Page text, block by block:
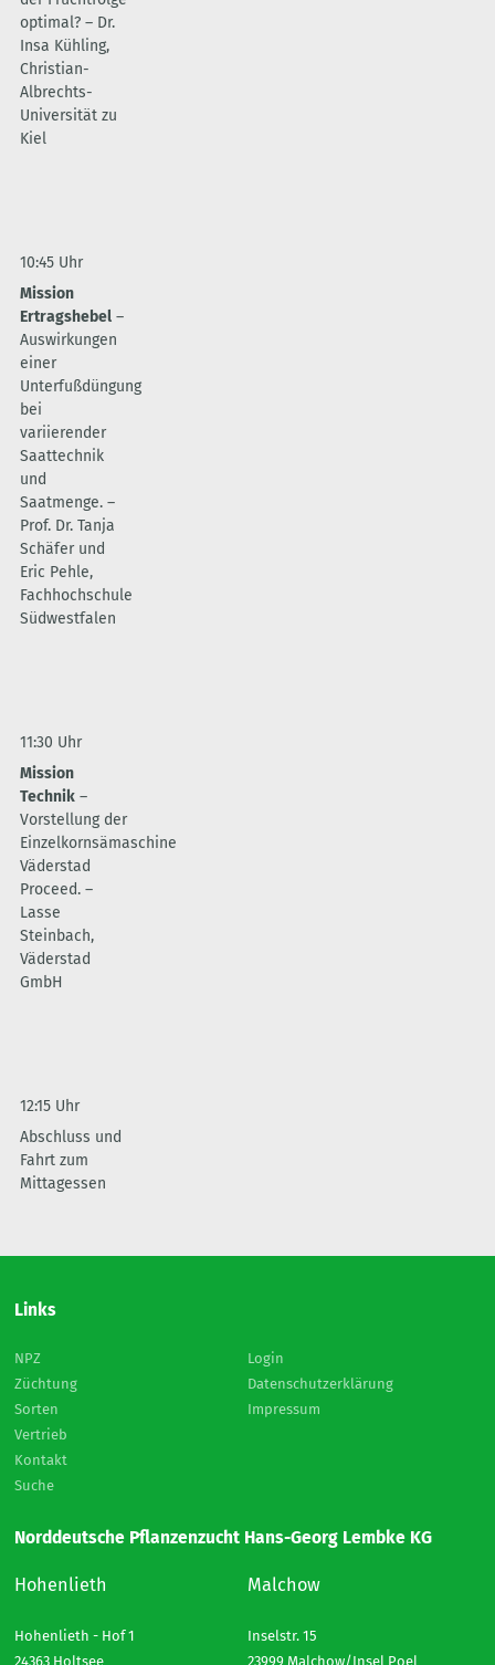
optimal? – Dr.
Insa Kühling,
Christian-
Albrechts-
Universität zu
Kiel
10:45 Uhr
Mission
Ertragshebel–
Auswirkungen
einer
Unterfußdüngung
bei
variierender
Saattechnik
und
Saatmenge. –
Prof. Dr. Tanja
Schäfer und
Eric Pehle,
Fachhochschule
Südwestfalen
11:30 Uhr
Mission
Technik–
Vorstellung der
Einzelkornsämaschine
Väderstad
Proceed. –
Lasse
Steinbach,
Väderstad
GmbH
12:15 Uhr
Abschluss und
Fahrt zum
Mittagessen
Links
NPZ
Züchtung
Sorten
Vertrieb
Kontakt
Suche
Login
Datenschutzerklärung
Impressum
Norddeutsche Pflanzenzucht Hans-Georg Lembke KG
Hohenlieth
Hohenlieth - Hof 1
24363 Holtsee
Malchow
Inselstr. 15
23999 Malchow/Insel Poel